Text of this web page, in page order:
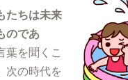
たちは未来
のであ
葉を聞くこ
次の時代を